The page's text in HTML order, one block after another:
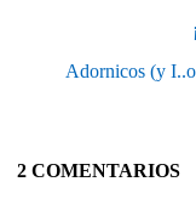
Adornicos (y
2 COMENTARIOS